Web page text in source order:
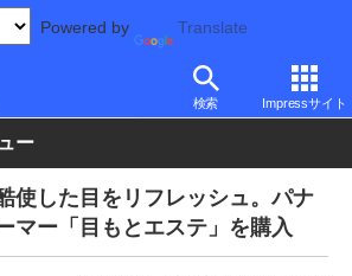
Powered by Translate
検索 Impressサイト
機器
ー
使した目をリフレッシュ。パナ
マー「目もとエステ」を購入